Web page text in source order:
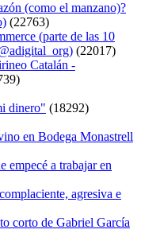
(como el manzano)?
(22763)
(parte de las 10
(22017)
Catalán -
dinero" (18292)
en Bodega Monastrell
empecé a trabajar en
agresiva e
corto de Gabriel García